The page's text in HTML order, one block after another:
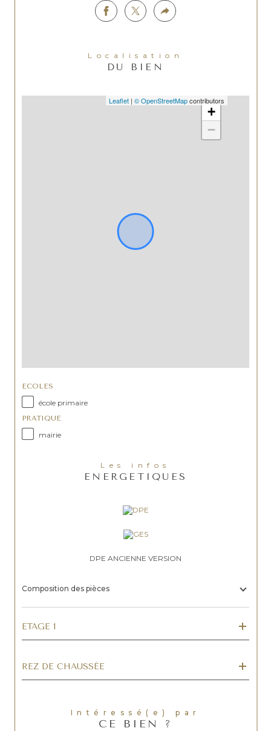
Localisation
DU BIEN
+
−
Leaflet | © OpenStreetMapcontributors
ECOLES
école primaire
PRATIQUE
mairie
Les infos
ENERGETIQUES
DPE ANCIENNE VERSION
Composition des pièces
ETAGE 1
REZ DE CHAUSSÉE
Intéressé(e) par
CE BIEN ?